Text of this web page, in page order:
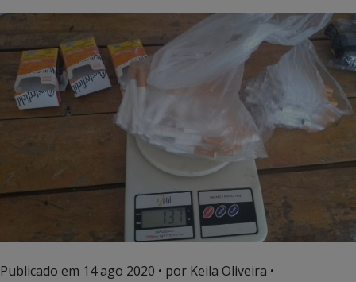
Publicado em 14 ago 2020 • por Keila Oliveira •